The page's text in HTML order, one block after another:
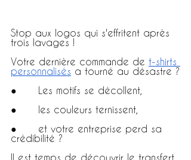
Stop aux logos qui s'effritent après
trois lavages !
Votre dernière commande de t-shirts
personnalisés a tourné au désastre ?
●      Les motifs se décollent,
●      les couleurs ternissent,
●      et votre entreprise perd sa
crédibilité ?
Il est temps de découvrir le transfert